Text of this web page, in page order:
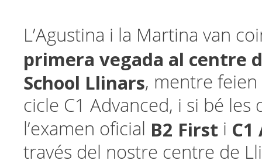
L’Agustina i la Martina van
primera vegada al centre
School Llinars, mentre
cicle C1 Advanced, i si bé les
l’examen oficial B2 First i C1
través del nostre centre de